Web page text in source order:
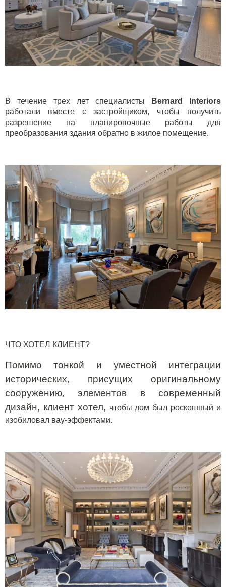
В течение трех лет специалисты Bernard Interiors
работали вместе с застройщиком, чтобы получить
разрешение на планировочные работы для
преобразования здания обратно в жилое помещение.
ЧТО ХОТЕЛ КЛИЕНТ?
Помимо тонкой и уместной интеграции
исторических, присущих оригинальному
сооружению, элементов в современный
дизайн, клиент хотел, чтобы дом был роскошный и
изобиловал вау-эффектами.